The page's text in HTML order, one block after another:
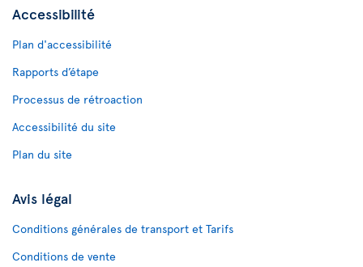
Accessibilité
Plan d'accessibilité
Rapports d’étape
Processus de rétroaction
Accessibilité du site
Plan du site
Avis légal
Conditions générales de transport et Tarifs
Conditions de vente